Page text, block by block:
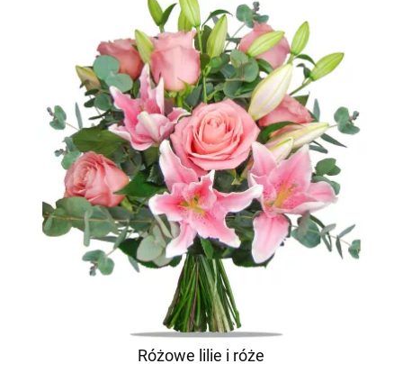
Różowe lilie i róże